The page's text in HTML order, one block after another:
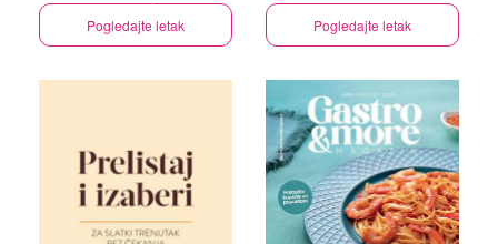
Pogledajte letak Pogledajte letak